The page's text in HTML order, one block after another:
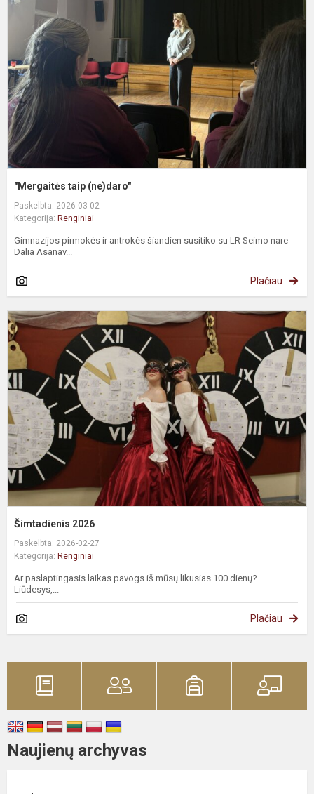
"Mergaitės taip (ne)daro"
Paskelbta: 2026-03-02
Kategorija: Renginiai
Gimnazijos pirmokės ir antrokės šiandien susitiko su LR Seimo nare
Dalia Asanav...
Plačiau
Šimtadienis 2026
Paskelbta: 2026-02-27
Kategorija: Renginiai
Ar paslaptingasis laikas pavogs iš mūsų likusias 100 dienų?
Liūdesys,...
Plačiau
Naujienų archyvas